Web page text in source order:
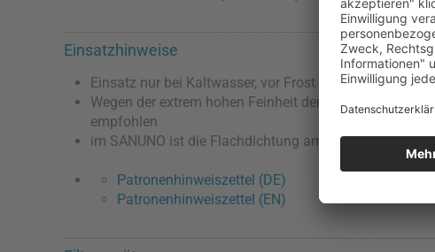
Einsatzhinweise
Einsatz nur bei Kaltwasser, vor Frost schützen
Wegen der extrem hohen Feinheit der IFP Puro wird
empfohlen
im SANUNO ist die Flachdichtung am Bodendeckel zu
Patronenhinweiszettel (DE)
Patronenhinweiszettel (EN)